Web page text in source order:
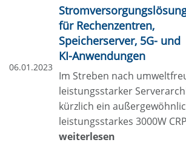
06.01.2023
für Rechenzentren,
Speicherserver, 5G- und
KI-Anwendungen
Im Streben nach
leistungsstarker
kürzlich ein
leistungsstarkes 3000W
weiterlesen